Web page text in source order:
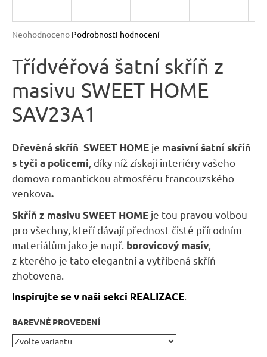
Průměrné
produktu
z
5
hvězdiček.
Neohodnoceno Podrobnosti hodnocení
Třídvéřová šatní skříň z
masivu SWEET HOME
SAV23A1
Dřevěná skříň SWEET HOME je masivní šatní skříň
s tyči a policemi , díky níž získají interiéry vašeho
domova romantickou atmosféru francouzského
venkova.
Skříň z masivu SWEET HOME je tou pravou volbou
pro všechny, kteří dávají přednost čistě přírodním
materiálům jako je např. borovicový masív
z kterého je tato elegantní a vytříbená skříň
zhotovena.
Inspirujte se v naši sekci REALIZACE
BAREVNÉ PROVEDENÍ
A
a
í
t
?
HLEDAT
D
o
p
o
r
č
j
e